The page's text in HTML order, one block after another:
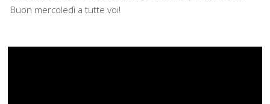
Buon mercoledì a tutte voi!